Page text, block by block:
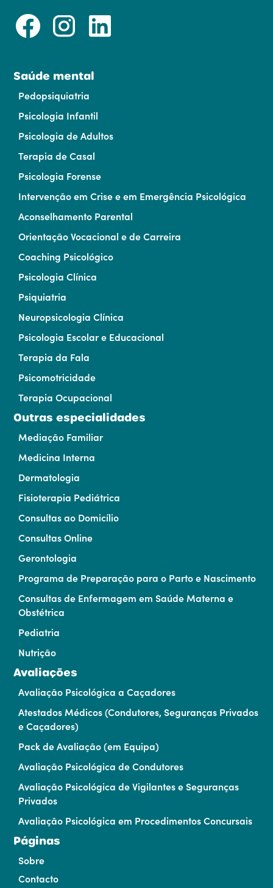
Saúde mental
Pedopsiquiatria
Psicologia Infantil
Psicologia de Adultos
Terapia de Casal
Psicologia Forense
Intervenção em Crise e em Emergência Psicológica
Aconselhamento Parental
Orientação Vocacional e de Carreira
Coaching Psicológico
Psicologia Clínica
Psiquiatria
Neuropsicologia Clínica
Psicologia Escolar e Educacional
Terapia da Fala
Psicomotricidade
Terapia Ocupacional
Outras especialidades
Mediação Familiar
Medicina Interna
Dermatologia
Fisioterapia Pediátrica
Consultas ao Domicílio
Consultas Online
Gerontologia
Programa de Preparação para o Parto e Nascimento
Consultas de Enfermagem em Saúde Materna e
Obstétrica
Pediatria
Nutrição
Avaliações
Avaliação Psicológica a Caçadores
Atestados Médicos (Condutores, Seguranças Privados
e Caçadores)
Pack de Avaliação (em Equipa)
Avaliação Psicológica de Condutores
Avaliação Psicológica de Vigilantes e Seguranças
Privados
Avaliação Psicológica em Procedimentos Concursais
Páginas
Sobre
Contacto